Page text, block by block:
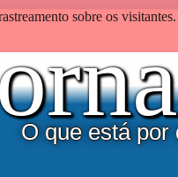
O que está
sobre os visitantes.